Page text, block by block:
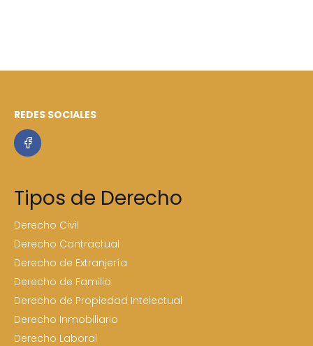
REDES SOCIALES
Tipos de Derecho
Derecho Civil
Derecho Contractual
Derecho de Extranjería
Derecho de Familia
Derecho de Propiedad Intelectual
Derecho Inmobiliario
Derecho Laboral